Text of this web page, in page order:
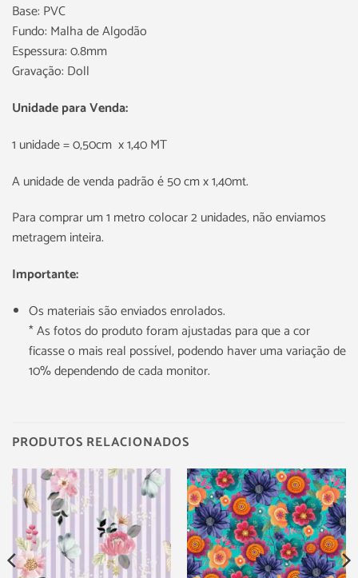
Base: PVC
Fundo: Malha de Algodão
Espessura: 0.8mm
Gravação: Doll
Unidade para Venda:
1 unidade = 0,50cm x 1,40 MT
A unidade de venda padrão é 50 cm x 1,40mt.
Para comprar um 1 metro colocar 2 unidades, não enviamos
metragem inteira.
Importante:
Os materiais são enviados enrolados.
* As fotos do produto foram ajustadas para que a cor
ficasse o mais real possível, podendo haver uma variação de
10% dependendo de cada monitor.
PRODUTOS RELACIONADOS